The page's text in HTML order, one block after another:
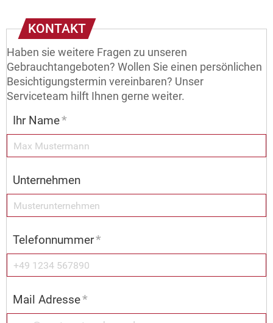
KONTAKT
Haben sie weitere Fragen zu unseren
Gebrauchtangeboten? Wollen Sie einen persönlichen
Besichtigungstermin vereinbaren? Unser
Serviceteam hilft Ihnen gerne weiter.
Ihr Name*
Unternehmen
Telefonnummer*
Mail Adresse*